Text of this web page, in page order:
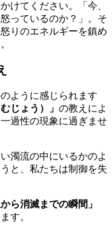
けてください。「今、
っているのか？」。そ
りのエネルギーを鎮め
ように感じられます
じょう）」 の教えによ
過性の現象に過ぎませ
濁流の中にいるかのよ
と、私たちは制御を失
ら消滅までの瞬間」
す。